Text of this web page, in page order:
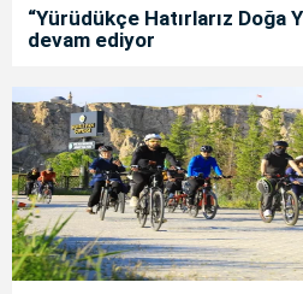
“Yürüdükçe Hatırlarız Doğa
devam ediyor